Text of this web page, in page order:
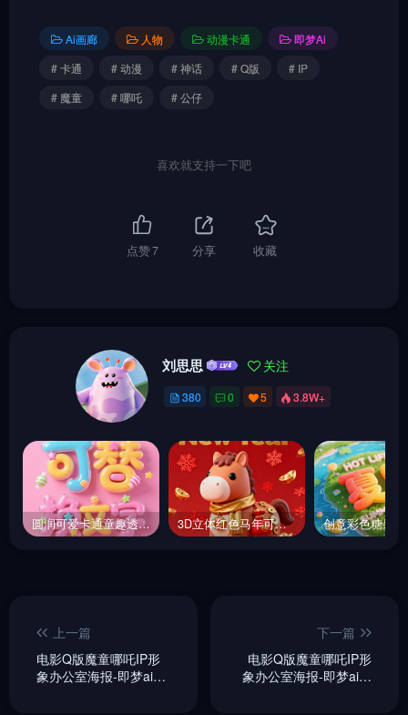
Ai画廊 人物 动漫卡通
即梦Ai
# 卡通
# 动漫 # 神话 # Q版
# IP
# 魔童
# 哪吒 # 公仔
喜欢就支持一下吧
点赞7 分享 收藏
刘思思 关注
380 0 5 3.8W+
圆润可爱卡通童趣透明玻璃糖果装饰活动海报字体设计素材-即梦ai关键词描述咒语 3D立体红色马年可爱小马卡通风格新年祝福海报-即梦ai关键词描述咒语
上一篇
电影Q版魔童哪吒IP形
象办公室海报-即梦ai关
下一篇
电影Q版魔童哪吒IP形
象办公室海报-即梦ai关